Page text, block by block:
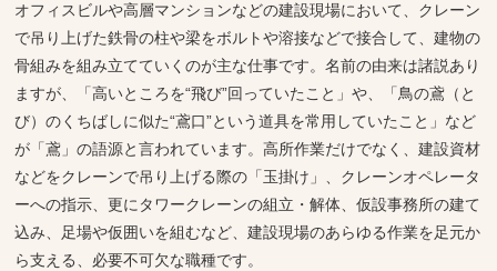
オフィスビルや高層マンションなどの建設現場において、クレーン
で吊り上げた鉄骨の柱や梁をボルトや溶接などで接合して、建物の
骨組みを組み立てていくのが主な仕事です。名前の由来は諸説あり
ますが、「高いところを“飛び”回っていたこと」や、「鳥の鳶（と
び）のくちばしに似た“鳶口”という道具を常用していたこと」など
が「鳶」の語源と言われています。高所作業だけでなく、建設資材
などをクレーンで吊り上げる際の「玉掛け」、クレーンオペレータ
ーへの指示、更にタワークレーンの組立・解体、仮設事務所の建て
込み、足場や仮囲いを組むなど、建設現場のあらゆる作業を足元か
ら支える、必要不可欠な職種です。